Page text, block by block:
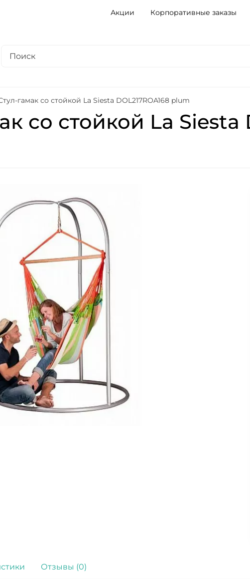
Акции Корпоративные заказы
гамак со стойкой La Siesta DOL217ROA168 plum
со стойкой La Siesta
Отзывы (0)